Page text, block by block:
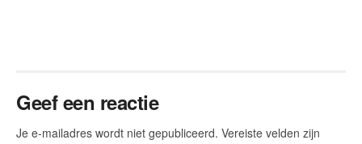
Geef een reactie
Je e-mailadres wordt niet gepubliceerd. Vereiste velden zijn